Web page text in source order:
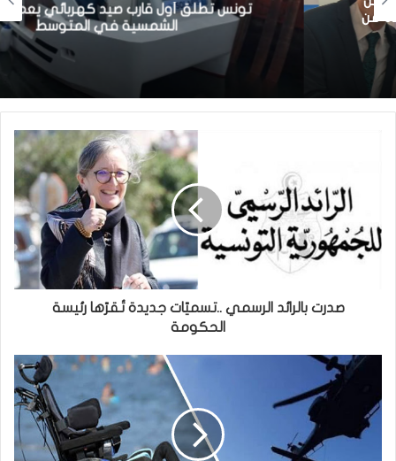
تونس تطلق أول قارب صيد كهربائي يعمل بالطاقة
الشمسية في المتوسط
صدرت بالرائد الرسمي ..تسميّات جديدة تُقرّها رئيسة
الحكومة